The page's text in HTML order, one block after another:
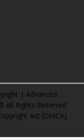
| Advanced
All Rights Reserved
Act (DMCA)